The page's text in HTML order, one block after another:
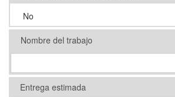
Nombre del trabajo
Entrega estimada